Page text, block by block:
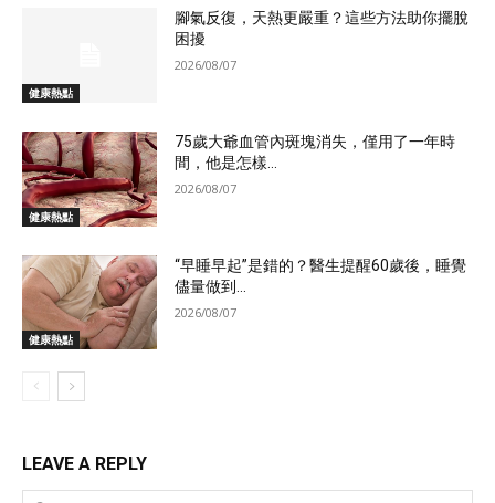
健康熱點
腳氣反復，天熱更嚴重？這些方法助你擺脫
困擾
2026/08/07
健康熱點
75歲大爺血管內斑塊消失，僅用了一年時
間，他是怎樣...
2026/08/07
健康熱點
“早睡早起”是錯的？醫生提醒60歲後，睡覺
儘量做到...
2026/08/07
LEAVE A REPLY